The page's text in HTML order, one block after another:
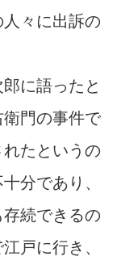
々に出訴の
に語ったと
門の事件で
たというの
分であり、
続できるの
戸に行き、